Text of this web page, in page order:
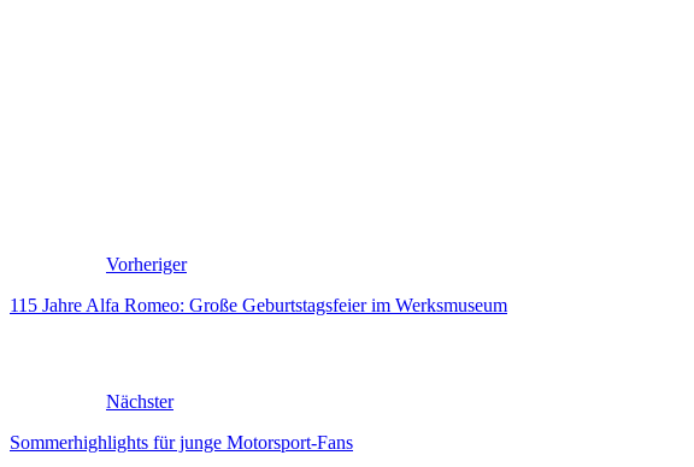
Vorheriger
115 Jahre Alfa Romeo: Große Geburtstagsfeier im Werksmuseum
Nächster
Sommerhighlights für junge Motorsport-Fans